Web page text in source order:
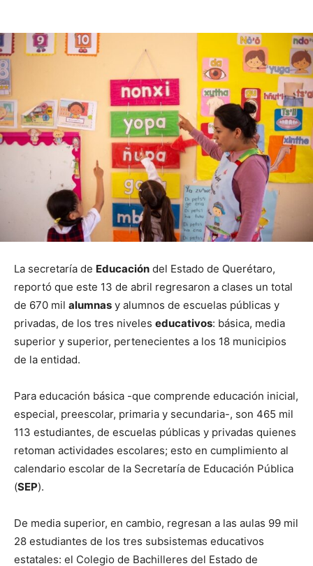
La secretaría de Educación del Estado de Querétaro,
reportó que este 13 de abril regresaron a clases un total
de 670 mil alumnas y alumnos de escuelas públicas y
privadas, de los tres niveles educativos: básica, media
superior y superior, pertenecientes a los 18 municipios
de la entidad.
Para educación básica -que comprende educación inicial,
especial, preescolar, primaria y secundaria-, son 465 mil
113 estudiantes, de escuelas públicas y privadas quienes
retoman actividades escolares; esto en cumplimiento al
calendario escolar de la Secretaría de Educación Pública
(SEP).
De media superior, en cambio, regresan a las aulas 99 mil
28 estudiantes de los tres subsistemas educativos
estatales: el Colegio de Bachilleres del Estado de